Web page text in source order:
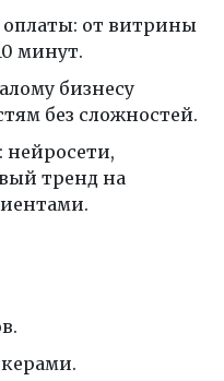
от витрины
минут.
бизнесу
без сложностей.
нейросети,
тренд на